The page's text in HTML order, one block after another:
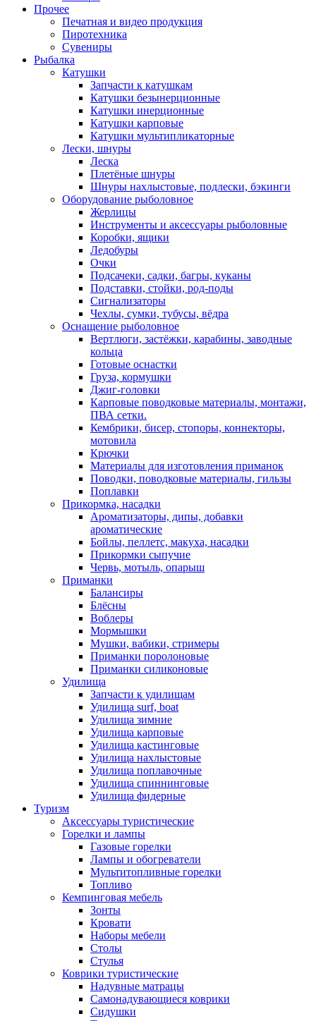
Прочее
Печатная и видео продукция
Пиротехника
Сувениры
Рыбалка
Катушки
Запчасти к катушкам
Катушки безынерционные
Катушки инерционные
Катушки карповые
Катушки мультипликаторные
Лески, шнуры
Леска
Плетёные шнуры
Шнуры нахлыстовые, подлески, бэкинги
Оборудование рыболовное
Жерлицы
Инструменты и аксессуары рыболовные
Коробки, ящики
Ледобуры
Очки
Подсачеки, садки, багры, куканы
Подставки, стойки, род-поды
Сигнализаторы
Чехлы, сумки, тубусы, вёдра
Оснащение рыболовное
Вертлюги, застёжки, карабины, заводные
кольца
Готовые оснастки
Груза, кормушки
Джиг-головки
Карповые поводковые материалы, монтажи,
ПВА сетки.
Кембрики, бисер, стопоры, коннекторы,
мотовила
Крючки
Материалы для изготовления приманок
Поводки, поводковые материалы, гильзы
Поплавки
Прикормка, насадки
Ароматизаторы, дипы, добавки
ароматические
Бойлы, пеллетс, макуха, насадки
Прикормки сыпучие
Червь, мотыль, опарыш
Приманки
Балансиры
Блёсны
Воблеры
Мормышки
Мушки, вабики, стримеры
Приманки поролоновые
Приманки силиконовые
Удилища
Запчасти к удилищам
Удилища surf, boat
Удилища зимние
Удилища карповые
Удилища кастинговые
Удилища нахлыстовые
Удилища поплавочные
Удилища спиннинговые
Удилища фидерные
Туризм
Аксессуары туристические
Горелки и лампы
Газовые горелки
Лампы и обогреватели
Мультитопливные горелки
Топливо
Кемпинговая мебель
Зонты
Кровати
Наборы мебели
Столы
Стулья
Коврики туристические
Надувные матрацы
Самонадувающиеся коврики
Сидушки